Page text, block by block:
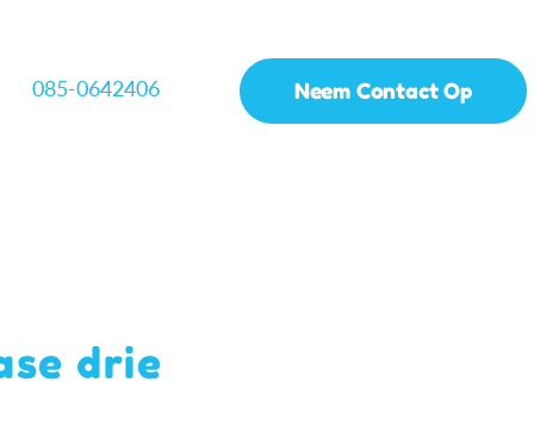
085-0642406 Neem Contact Op
drie